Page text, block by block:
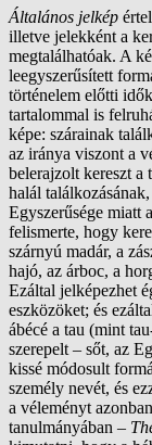
Általános jelkép
illetve jelekként a
megtalálhatóak. A
leegyszerűsített
történelem előtti
tartalommal is
képe: szárainak
az iránya viszont a
belerajzolt kereszt a
halál
Egyszerűsége miatt
felismerte, hogy
szárnyú madár, a
hajó, az árboc, a
Ezáltal jelképezhet
eszközöket; és
ábécé a tau (mint
szerepelt – sőt, az
kissé módosult
személy nevét, és
a véleményt
tanulmányában –